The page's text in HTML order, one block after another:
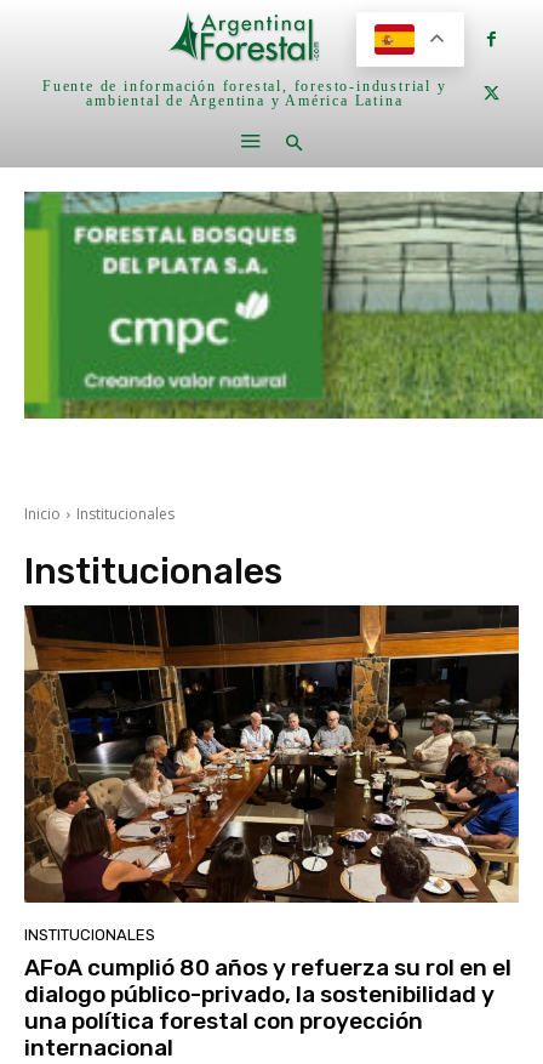
Fuente de información forestal, foresto-industrial y
ambiental de Argentina y América Latina
Inicio Institucionales
Institucionales
INSTITUCIONALES
AFoA cumplió 80 años y refuerza su rol en el
dialogo público-privado, la sostenibilidad y
una política forestal con proyección
internacional